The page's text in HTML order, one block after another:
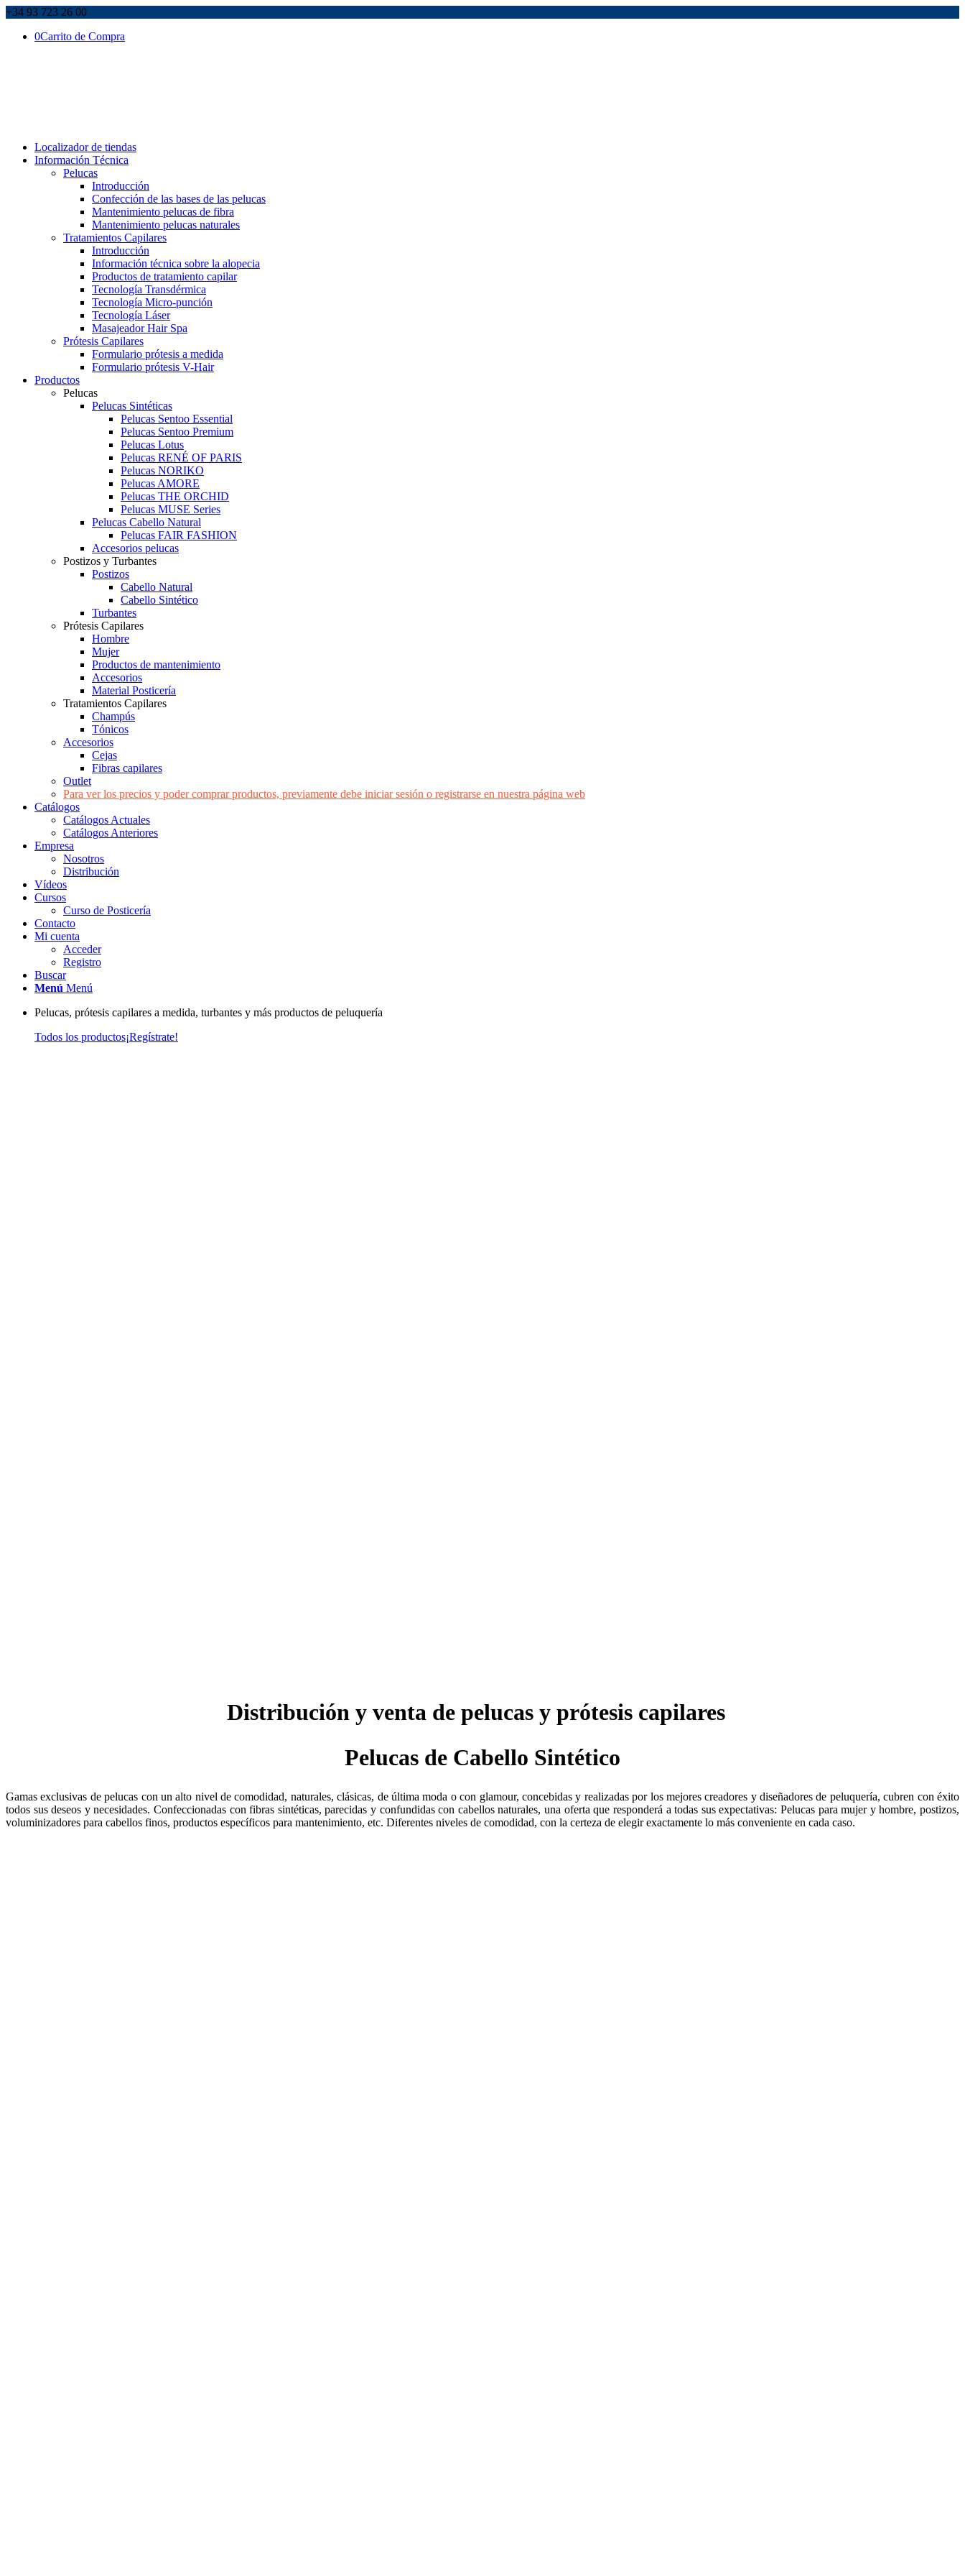
+34 93 723 26 00
0Carrito de Compra
Localizador de tiendas
Información Técnica
Pelucas
Introducción
Confección de las bases de las pelucas
Mantenimiento pelucas de fibra
Mantenimiento pelucas naturales
Tratamientos Capilares
Introducción
Información técnica sobre la alopecia
Productos de tratamiento capilar
Tecnología Transdérmica
Tecnología Micro-punción
Tecnología Láser
Masajeador Hair Spa
Prótesis Capilares
Formulario prótesis a medida
Formulario prótesis V-Hair
Productos
Pelucas
Pelucas Sintéticas
Pelucas Sentoo Essential
Pelucas Sentoo Premium
Pelucas Lotus
Pelucas RENÉ OF PARIS
Pelucas NORIKO
Pelucas AMORE
Pelucas THE ORCHID
Pelucas MUSE Series
Pelucas Cabello Natural
Pelucas FAIR FASHION
Accesorios pelucas
Postizos y Turbantes
Postizos
Cabello Natural
Cabello Sintético
Turbantes
Prótesis Capilares
Hombre
Mujer
Productos de mantenimiento
Accesorios
Material Posticería
Tratamientos Capilares
Champús
Tónicos
Accesorios
Cejas
Fibras capilares
Outlet
Para ver los precios y poder comprar productos, previamente debe iniciar sesión o registrarse en nuestra página web
Catálogos
Catálogos Actuales
Catálogos Anteriores
Empresa
Nosotros
Distribución
Vídeos
Cursos
Curso de Posticería
Contacto
Mi cuenta
Acceder
Registro
Buscar
Menú Menú
Pelucas, prótesis capilares a medida, turbantes y más productos de peluquería
Todos los productos¡Regístrate!
Distribución y venta de pelucas y prótesis capilares
Pelucas de Cabello Sintético
Gamas exclusivas de pelucas con un alto nivel de comodidad, naturales, clásicas, de última moda o con glamour, concebidas y realizadas por los mejores creadores y diseñadores de peluquería, cubren con éxito
todos sus deseos y necesidades. Confeccionadas con fibras sintéticas, parecidas y confundidas con cabellos naturales, una oferta que responderá a todas sus expectativas: Pelucas para mujer y hombre, postizos,
voluminizadores para cabellos finos, productos específicos para mantenimiento, etc. Diferentes niveles de comodidad, con la certeza de elegir exactamente lo más conveniente en cada caso.